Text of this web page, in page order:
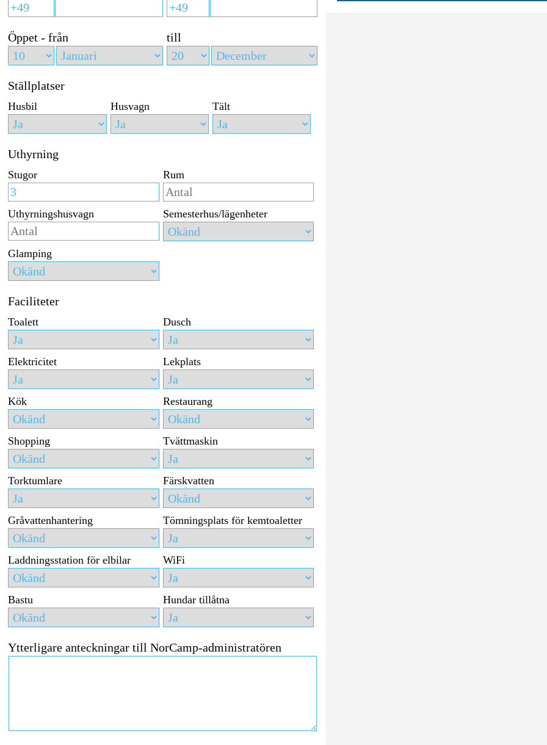
Öppet - från till
Ställplatser
Husbil Husvagn Tält
Uthyrning
Stugor Rum
Uthyrningshusvagn Semesterhus/lägenheter
Glamping
Faciliteter
Toalett Dusch
Elektricitet Lekplats
Kök Restaurang
Shopping Tvättmaskin
Torktumlare Färskvatten
Gråvattenhantering Tömningsplats för kemtoaletter
Laddningsstation för elbilar WiFi
Bastu Hundar tillåtna
Ytterligare anteckningar till NorCamp-administratören